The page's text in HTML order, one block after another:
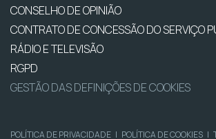
CONSELHO DE OPINIÃO
CONTRATO DE CONCESSÃO DO SERVIÇO
RÁDIO E TELEVISÃO
RGPD
GESTÃO DAS DEFINIÇÕES DE COOKIES
POLÍTICA DE PRIVACIDADE | POLÍTICA DE COOKIES |